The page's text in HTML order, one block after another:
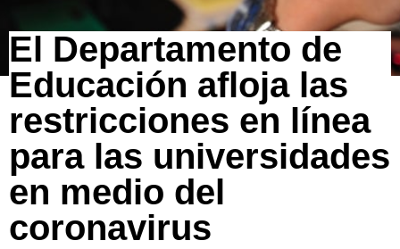
El Departamento de
Educación afloja las
restricciones en línea
para las universidades
en medio del
coronavirus